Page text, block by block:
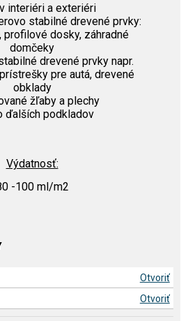
interiéri a exteriéri
stabilné drevené prvky:
profilové dosky, záhradné
domčeky
drevené prvky napr.
pre autá, drevené
obklady
žľaby a plechy
ďalších podkladov
Výdatnosť:
-100 ml/m2
Otvoriť
Otvoriť